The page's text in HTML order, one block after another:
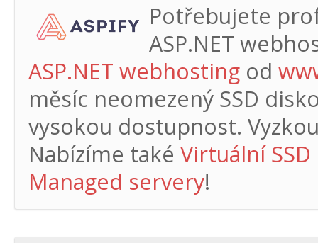
Potřebujete
ASP.NET
ASP.NET webhosting od
měsíc neomezený SSD
vysokou dostupnost.
Nabízíme také Virtuální
Managed servery!